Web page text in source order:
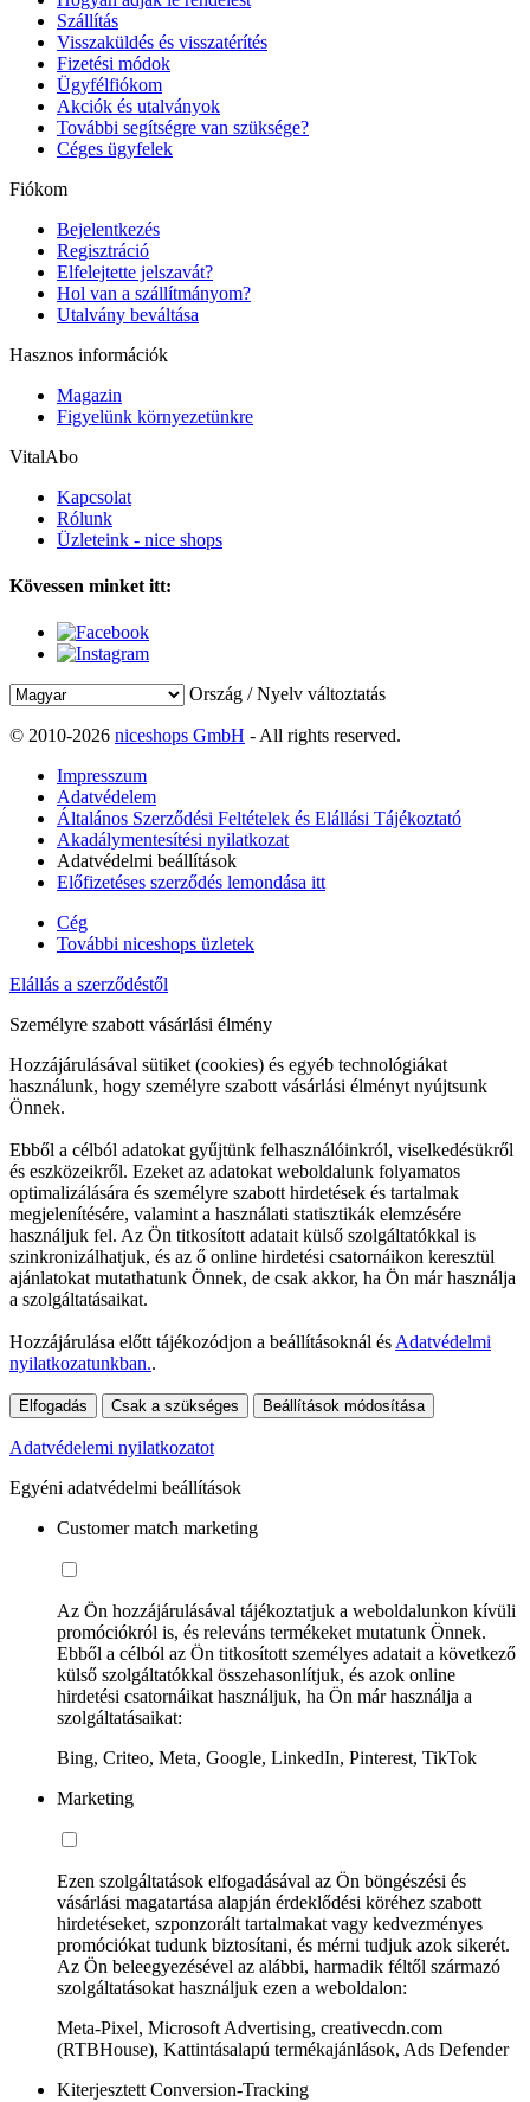
Szállítás
Visszaküldés és visszatérítés
Fizetési módok
Ügyfélfiókom
Akciók és utalványok
További segítségre van szüksége?
Céges ügyfelek
Fiókom
Bejelentkezés
Regisztráció
Elfelejtette jelszavát?
Hol van a szállítmányom?
Utalvány beváltása
Hasznos információk
Magazin
Figyelünk környezetünkre
VitalAbo
Kapcsolat
Rólunk
Üzleteink - nice shops
Kövessen minket itt:
Ország / Nyelv változtatás
© 2010-2026 niceshops GmbH - All rights reserved.
Impresszum
Adatvédelem
Általános Szerződési Feltételek és Elállási Tájékoztató
Akadálymentesítési nyilatkozat
Adatvédelmi beállítások
Előfizetéses szerződés lemondása itt
Cég
További niceshops üzletek
Elállás a szerződéstől
Személyre szabott vásárlási élmény
Hozzájárulásával sütiket (cookies) és egyéb technológiákat
használunk, hogy személyre szabott vásárlási élményt nyújtsunk
Önnek.
Ebből a célból adatokat gyűjtünk felhasználóinkról, viselkedésükről
és eszközeikről. Ezeket az adatokat weboldalunk folyamatos
optimalizálására és személyre szabott hirdetések és tartalmak
megjelenítésére, valamint a használati statisztikák elemzésére
használjuk fel. Az Ön titkosított adatait külső szolgáltatókkal is
szinkronizálhatjuk, és az ő online hirdetési csatornáikon keresztül
ajánlatokat mutathatunk Önnek, de csak akkor, ha Ön már használja
a szolgáltatásaikat.
Hozzájárulása előtt tájékozódjon a beállításoknál ésAdatvédelmi
nyilatkozatunkban..
Elfogadás Csak a szükséges Beállítások módosítása
Adatvédelemi nyilatkozatot
Egyéni adatvédelmi beállítások
Customer match marketing
Az Ön hozzájárulásával tájékoztatjuk a weboldalunkon kívüli
promóciókról is, és releváns termékeket mutatunk Önnek.
Ebből a célból az Ön titkosított személyes adatait a következő
külső szolgáltatókkal összehasonlítjuk, és azok online
hirdetési csatornáikat használjuk, ha Ön már használja a
szolgáltatásaikat:
Bing, Criteo, Meta, Google, LinkedIn, Pinterest, TikTok
Marketing
Ezen szolgáltatások elfogadásával az Ön böngészési és
vásárlási magatartása alapján érdeklődési köréhez szabott
hirdetéseket, szponzorált tartalmakat vagy kedvezményes
promóciókat tudunk biztosítani, és mérni tudjuk azok sikerét.
Az Ön beleegyezésével az alábbi, harmadik féltől származó
szolgáltatásokat használjuk ezen a weboldalon:
Meta-Pixel, Microsoft Advertising, creativecdn.com
(RTBHouse), Kattintásalapú termékajánlások, Ads Defender
Kiterjesztett Conversion-Tracking